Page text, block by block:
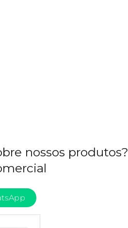
nossos produtos?